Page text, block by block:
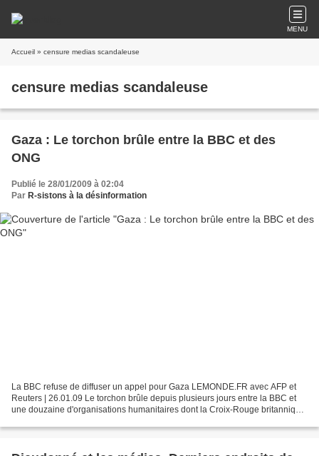
MENU
Accueil » censure medias scandaleuse
censure medias scandaleuse
Gaza : Le torchon brûle entre la BBC et des
ONG
Publié le 28/01/2009 à 02:04
Par R-sistons à la désinformation
La BBC refuse de diffuser un appel pour Gaza LEMONDE.FR avec AFP et
Reuters | 26.01.09 Le torchon brûle depuis plusieurs jours entre la BBC et
une douzaine d'organisations humanitaires dont la Croix-Rouge britannique